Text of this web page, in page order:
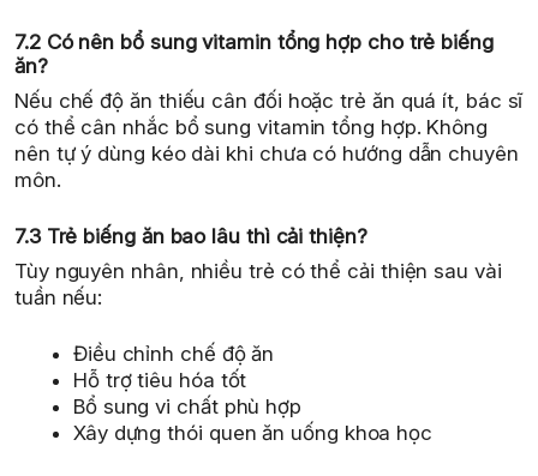
7.2 Có nên bổ sung vitamin tổng hợp cho trẻ biếng
ăn?
Nếu chế độ ăn thiếu cân đối hoặc trẻ ăn quá ít, bác sĩ
có thể cân nhắc bổ sung vitamin tổng hợp. Không
nên tự ý dùng kéo dài khi chưa có hướng dẫn chuyên
môn.
7.3 Trẻ biếng ăn bao lâu thì cải thiện?
Tùy nguyên nhân, nhiều trẻ có thể cải thiện sau vài
tuần nếu:
Điều chỉnh chế độ ăn
Hỗ trợ tiêu hóa tốt
Bổ sung vi chất phù hợp
Xây dựng thói quen ăn uống khoa học